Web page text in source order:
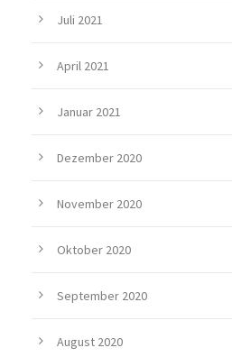
Juli 2021
April 2021
Januar 2021
Dezember 2020
November 2020
Oktober 2020
September 2020
August 2020